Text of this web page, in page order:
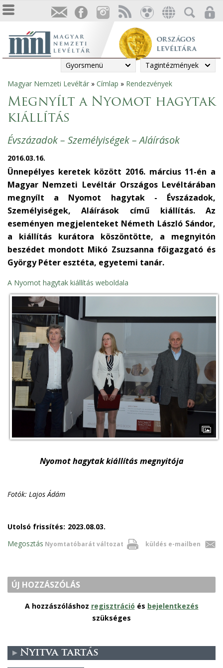
Gyorsmenü Tagintézmények
Jelenlegi
hely
Magyar Nemzeti Levéltár » Címlap » Rendezvények
Megnyílt a Nyomot hagytak
kiállítás
Évszázadok – Személyiségek – Aláírások
2016.03.16.
Ünnepélyes keretek között 2016. március 11-én a
Magyar Nemzeti Levéltár Országos Levéltárában
megnyílt a Nyomot hagytak - Évszázadok,
Személyiségek, Aláírások című kiállítás. Az
eseményen megjelenteket Németh László Sándor,
a kiállítás kurátora köszöntötte, a megnyitón
beszédet mondott Mikó Zsuzsanna főigazgató és
György Péter esztéta, egyetemi tanár.
A Nyomot hagytak kiállítás weboldala
Nyomot hagytak kiállítás megnyitója
Fotók: Lajos Ádám
Utolsó frissítés: 2023.08.03.
Nyomtatóbarát változat küldés e-mailben
Megosztás
ÚJ HOZZÁSZÓLÁS
A hozzászóláshoz regisztráció és bejelentkezés
szükséges
Nyitva tartás